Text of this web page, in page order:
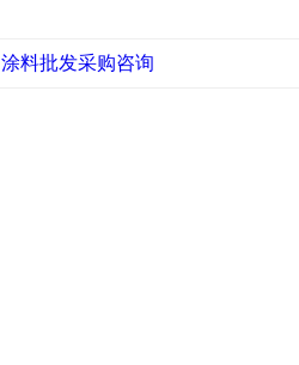
涂料批发采购咨询